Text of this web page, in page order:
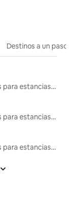
Destinos a un
Alojamientos para estancias largas
Alojamientos para estancias largas
Alojamientos para estancias largas